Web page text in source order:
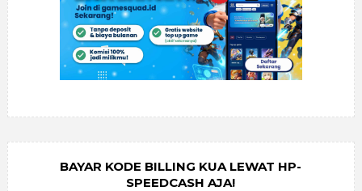
BAYAR KODE BILLING KUA LEWAT HP-
SPEEDCASH AJA!